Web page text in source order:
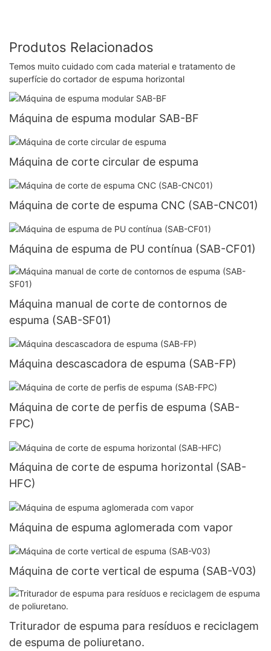
Produtos Relacionados
Temos muito cuidado com cada material e tratamento de
superfície do cortador de espuma horizontal
Máquina de espuma modular SAB-BF
Máquina de corte circular de espuma
Máquina de corte de espuma CNC (SAB-CNC01)
Máquina de espuma de PU contínua (SAB-CF01)
Máquina manual de corte de contornos de
espuma (SAB-SF01)
Máquina descascadora de espuma (SAB-FP)
Máquina de corte de perfis de espuma (SAB-
FPC)
Máquina de corte de espuma horizontal (SAB-
HFC)
Máquina de espuma aglomerada com vapor
Máquina de corte vertical de espuma (SAB-V03)
Triturador de espuma para resíduos e reciclagem
de espuma de poliuretano.